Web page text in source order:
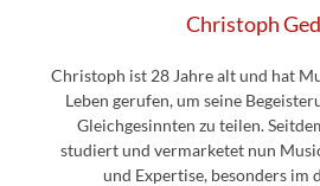
Christoph
Christoph ist 28 Jahre alt und hat
Leben gerufen, um seine
Gleichgesinnten zu teilen.
studiert und vermarketet nun
und Expertise, besonders im